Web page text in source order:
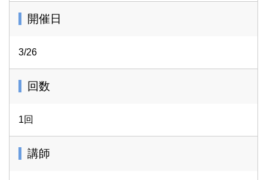
開催日
3/26
回数
1回
講師